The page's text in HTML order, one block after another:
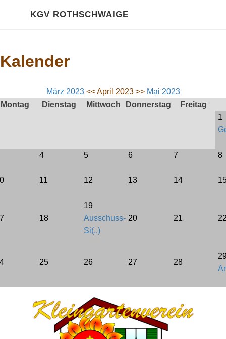
KGV ROTHSCHWAIGE
Kalender
2020 Impressionen
Gartenordnung
Satzung
Kalender
März 2023<< April 2023 >> Mai 2023
Montag
Dienstag Mittwoch Donnerstag
Freitag
1
4 5 6 7 8
11 12 13 14
18
19
Ausschuss-
Si(..)
20 21
25 26 27 28